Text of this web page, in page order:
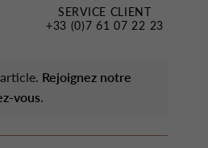
SERVICE CLIENT
+33 (0)7 61 07 22 23
Rejoignez notre
vous.